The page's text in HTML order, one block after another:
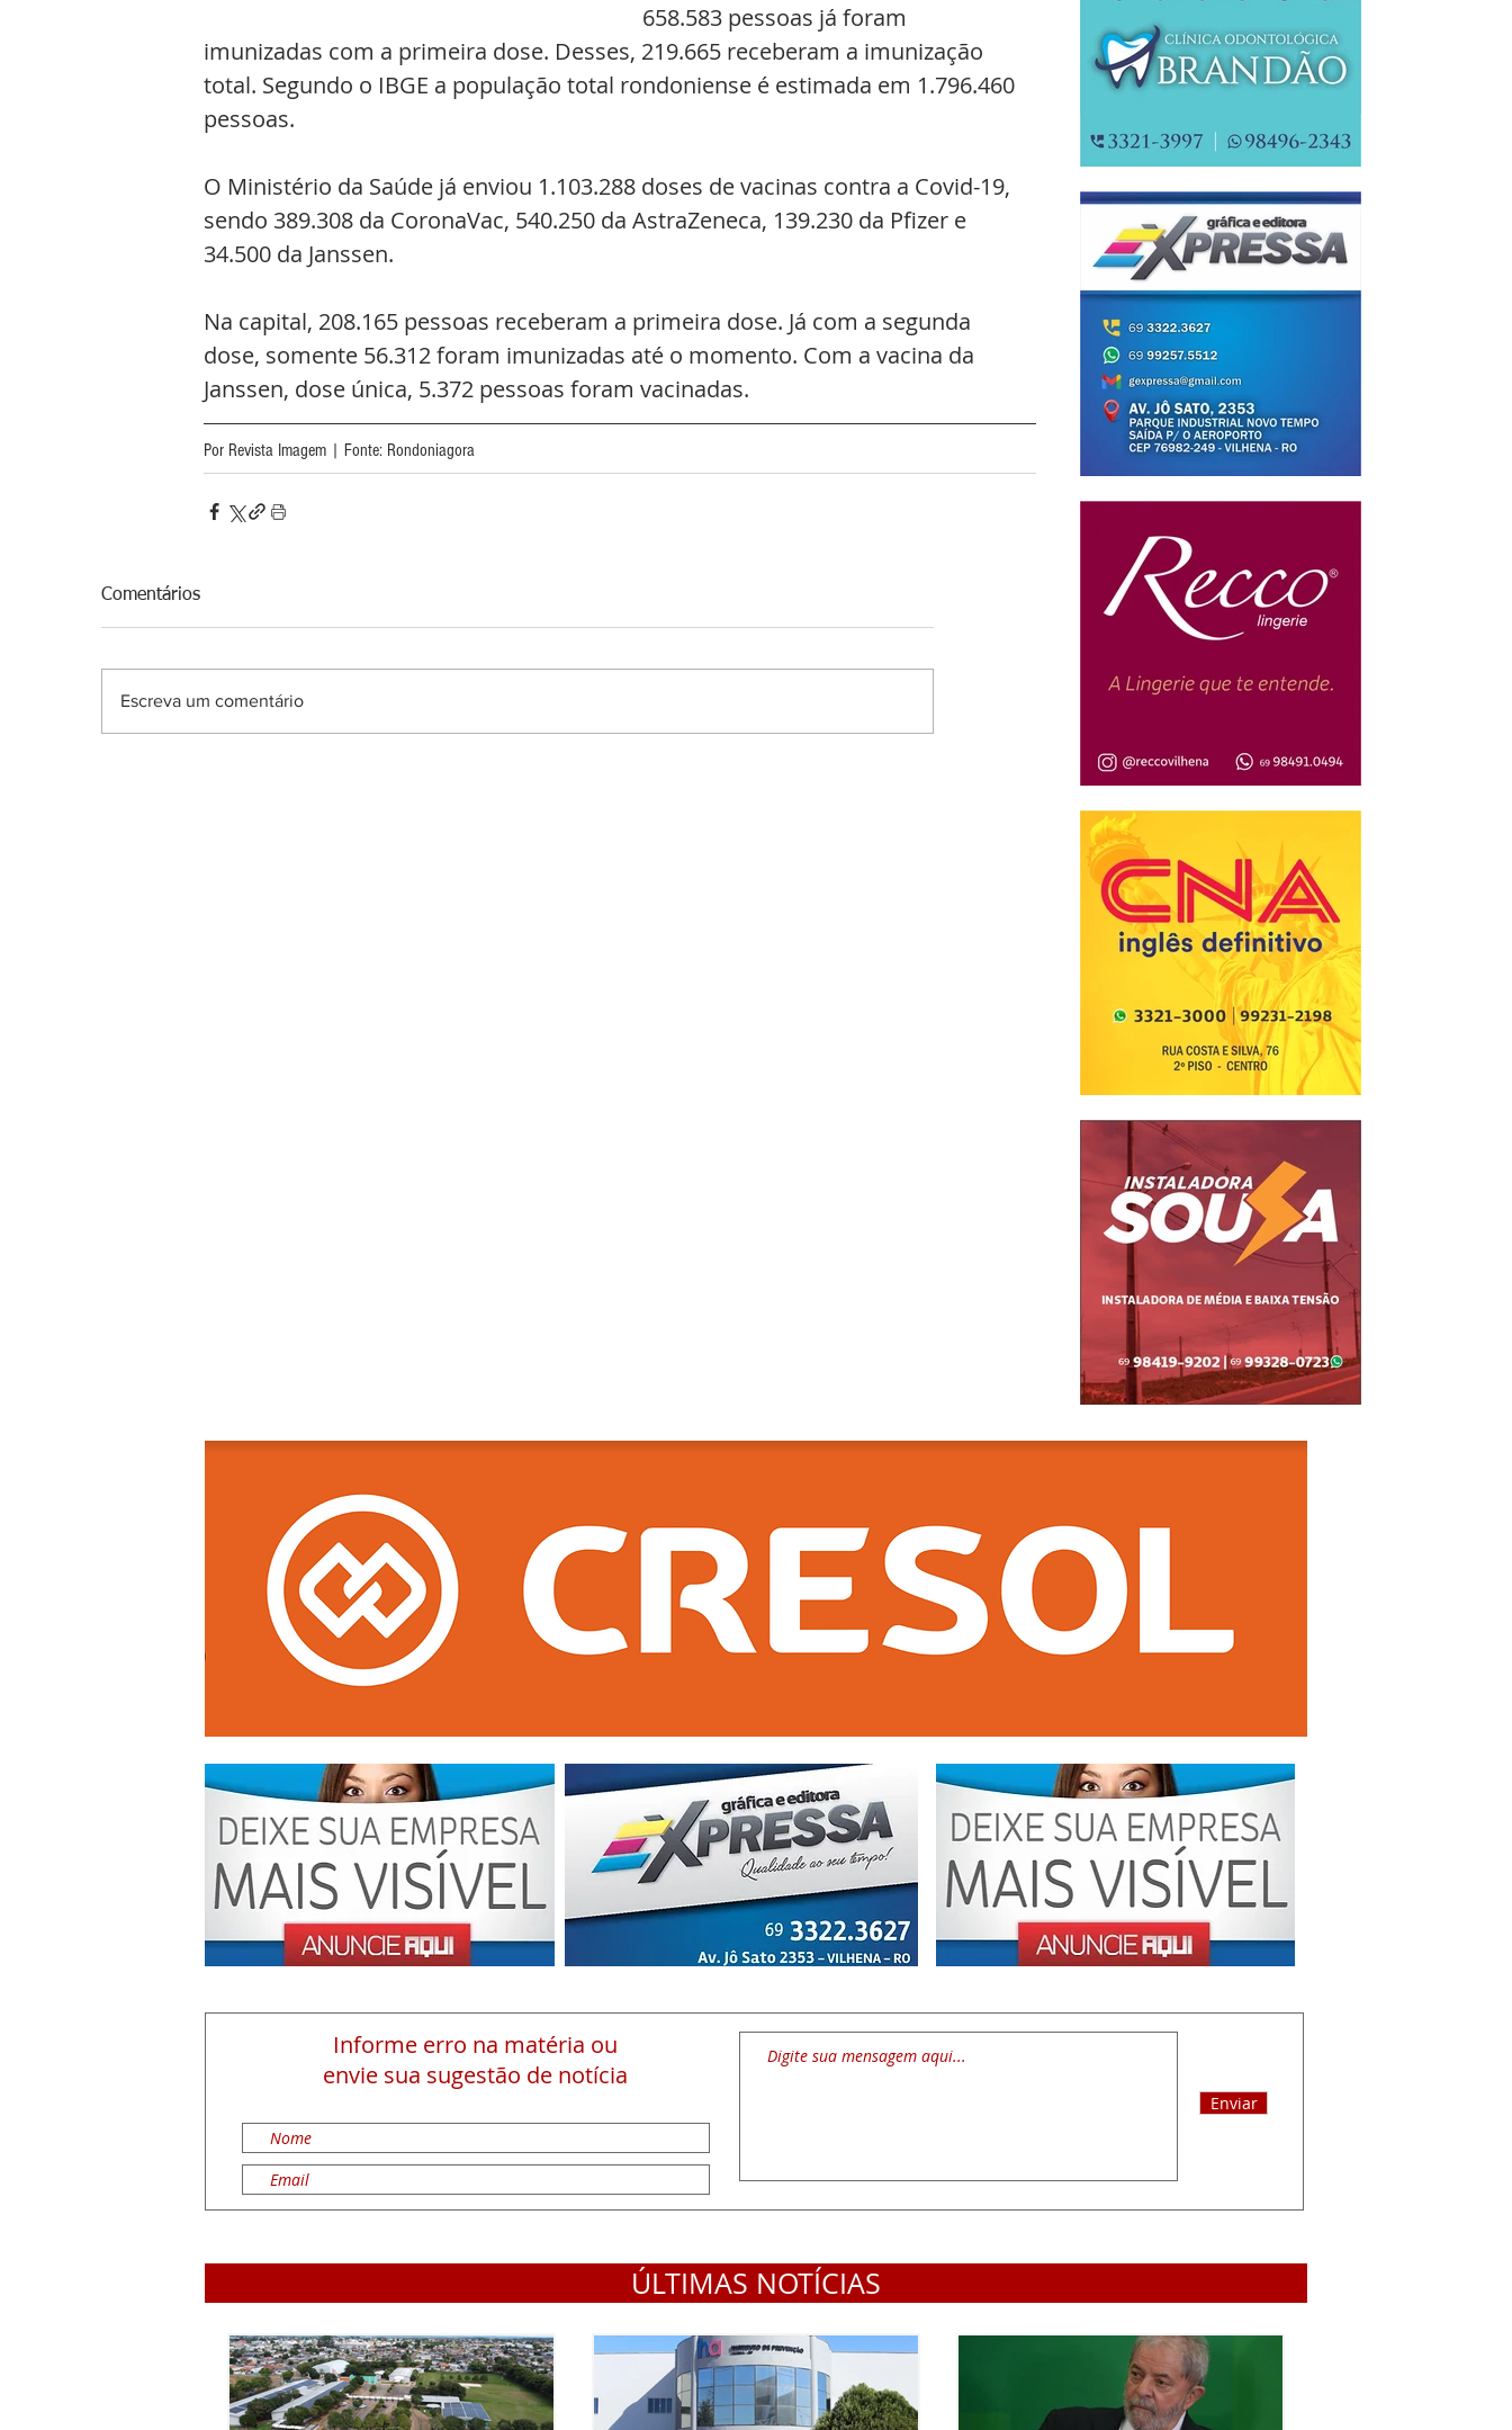
658.583 pessoas já foram
imunizadas com a primeira dose. Desses, 219.665 receberam a imunização
total. Segundo o IBGE a população total rondoniense é estimada em 1.796.460
pessoas.
O Ministério da Saúde já enviou 1.103.288 doses de vacinas contra a Covid-19,
sendo 389.308 da CoronaVac, 540.250 da AstraZeneca, 139.230 da Pfizer e
34.500 da Janssen.
Na capital, 208.165 pessoas receberam a primeira dose. Já com a segunda
dose, somente 56.312 foram imunizadas até o momento. Com a vacina da
Janssen, dose única, 5.372 pessoas foram vacinadas.
Por Revista Imagem | Fonte: Rondoniagora
Comentários
Escreva um comentário
Informe erro na matéria ou
envie sua sugestão de notícia
Enviar
ÚLTIMAS NOTÍCIAS